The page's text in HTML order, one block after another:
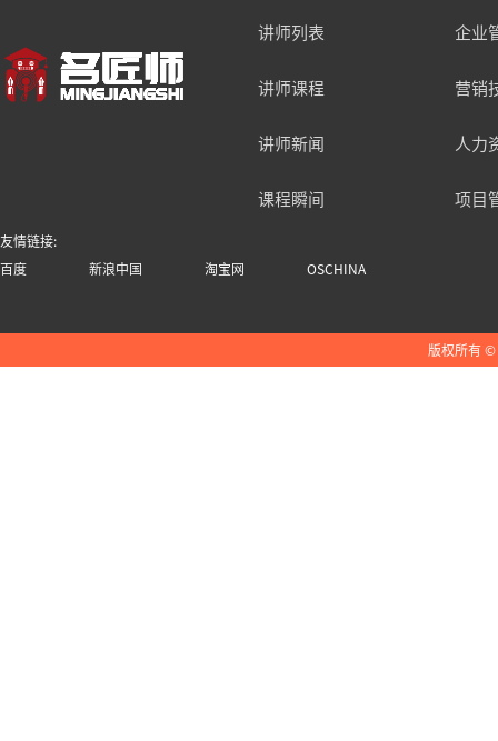
讲师列表
讲师课程
讲师新闻
课程瞬间
企业
营销
人力
项目
友情链接:
百度 新浪中国 淘宝网 OSCHINA
版权所有